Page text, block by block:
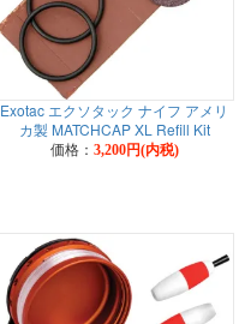
Exotac エクソタック ナイフ アメリ
カ製 MATCHCAP XL Refill Kit
価格： 3,200円(内税)